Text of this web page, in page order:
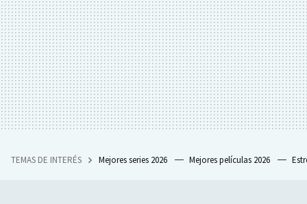
TEMAS DE INTERÉS Mejores series 2026 Mejores películas 2026